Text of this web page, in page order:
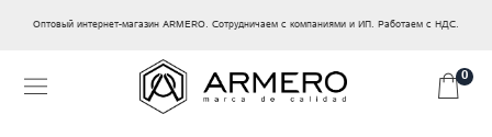
Оптовый интернет-магазин ARMERO. Сотрудничаем с компаниями и ИП. Работаем с НДС.
0